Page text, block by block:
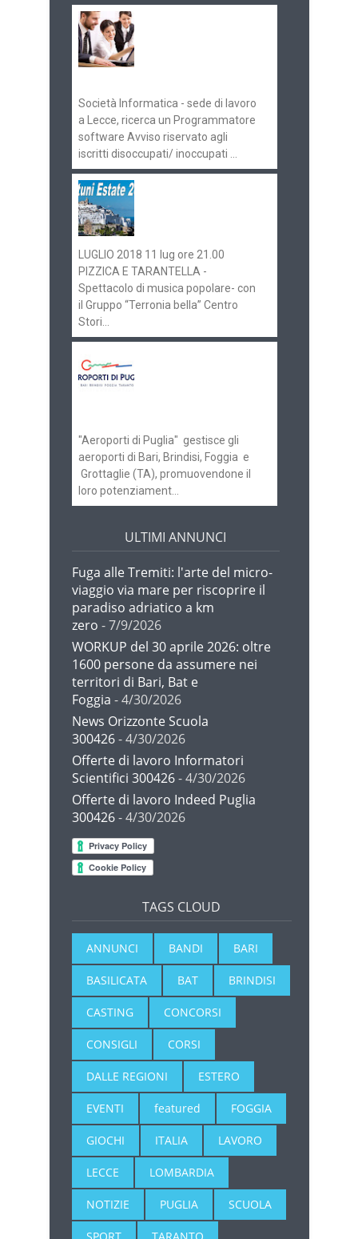
Società Informatica - sede di lavoro
a Lecce, ricerca un Programmatore
software Avviso riservato agli
iscritti disoccupati/ inoccupati ...
LUGLIO 2018 11 lug ore 21.00
PIZZICA E TARANTELLA -
Spettacolo di musica popolare- con
il Gruppo “Terronia bella” Centro
Stori...
"Aeroporti di Puglia" gestisce gli
aeroporti di Bari, Brindisi, Foggia e
Grottaglie (TA), promuovendone il
loro potenziament...
ULTIMI ANNUNCI
Fuga alle Tremiti: l'arte del micro-
viaggio via mare per riscoprire il
paradiso adriatico a km
zero - 7/9/2026
WORKUP del 30 aprile 2026: oltre
1600 persone da assumere nei
territori di Bari, Bat e
Foggia - 4/30/2026
News Orizzonte Scuola
300426- 4/30/2026
Offerte di lavoro Informatori
Scientifici 300426- 4/30/2026
Offerte di lavoro Indeed Puglia
300426- 4/30/2026
TAGS CLOUD
ANNUNCI BANDI BARI
BASILICATA BAT BRINDISI
CASTING CONCORSI
CONSIGLI CORSI
DALLE REGIONI ESTERO
EVENTI featured FOGGIA
GIOCHI ITALIA LAVORO
LECCE LOMBARDIA
NOTIZIE PUGLIA SCUOLA
SPORT TARANTO